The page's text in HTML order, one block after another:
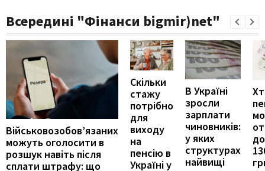
Всередині "Фінанси bigmir)net"
Військовозобов’язаних
можуть оголосити в
розшук навіть після
сплати штрафу: що
Скільки
стажу
потрібно
для
виходу
на
пенсію в
Україні у
В Україні
зросли
зарплати
чиновників:
у яких
структурах
найвищі